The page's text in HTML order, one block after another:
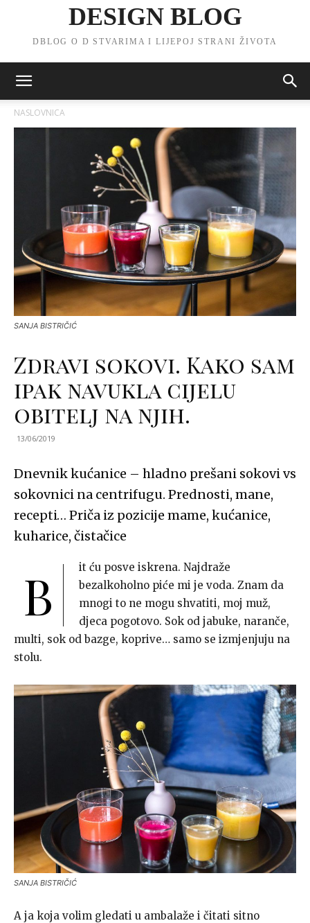
DESIGN BLOG
DBLOG O D STVARIMA I LIJEPOJ STRANI ŽIVOTA
NASLOVNICA
SANJA BISTRIČIĆ
Zdravi sokovi. Kako sam
ipak navukla cijelu
obitelj na njih.
13/06/2019
Dnevnik kućanice – hladno prešani sokovi vs
sokovnici na centrifugu. Prednosti, mane,
recepti… Priča iz pozicije mame, kućanice,
kuharice, čistačice
B
it ću posve iskrena. Najdraže
bezalkoholno piće mi je voda. Znam da
mnogi to ne mogu shvatiti, moj muž,
djeca pogotovo. Sok od jabuke, naranče,
multi, sok od bazge, koprive… samo se izmjenjuju na
stolu.
SANJA BISTRIČIĆ
A ja koja volim gledati u ambalaže i čitati sitno